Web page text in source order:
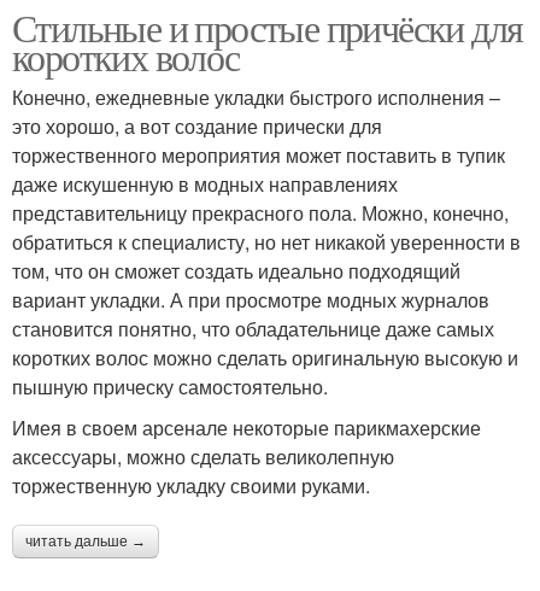
Стильные и простые причёски для
коротких волос
Конечно, ежедневные укладки быстрого исполнения –
это хорошо, а вот создание прически для
торжественного мероприятия может поставить в тупик
даже искушенную в модных направлениях
представительницу прекрасного пола. Можно, конечно,
обратиться к специалисту, но нет никакой уверенности в
том, что он сможет создать идеально подходящий
вариант укладки. А при просмотре модных журналов
становится понятно, что обладательнице даже самых
коротких волос можно сделать оригинальную высокую и
пышную прическу самостоятельно.
Имея в своем арсенале некоторые парикмахерские
аксессуары, можно сделать великолепную
торжественную укладку своими руками.
читать дальше →